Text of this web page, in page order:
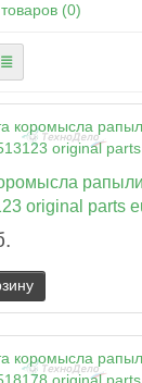
(0)
original parts